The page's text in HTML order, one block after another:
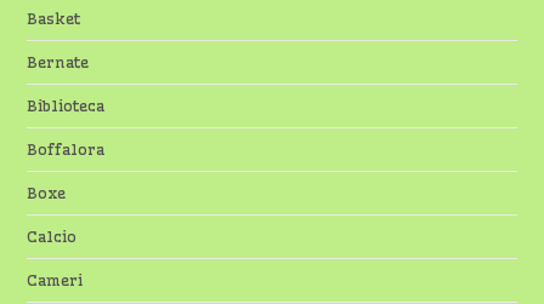
Basket
Bernate
Biblioteca
Boffalora
Boxe
Calcio
Cameri